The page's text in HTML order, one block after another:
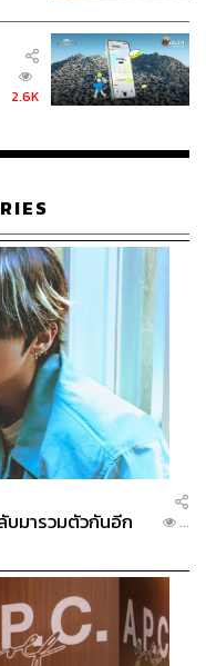
2.6K
บมารวมตัวกันอีก
...